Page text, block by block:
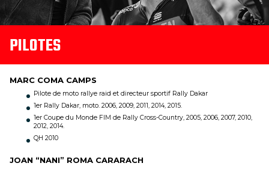
PILOTES
MARC COMA CAMPS
Pilote de moto rallye raid et directeur sportif Rally Dakar
1er Rally Dakar, moto. 2006, 2009, 2011, 2014, 2015.
1er Coupe du Monde FIM de Rally Cross-Country, 2005, 2006, 2007, 2010,
2012, 2014.
QH 2010
JOAN “NANI” ROMA CARARACH